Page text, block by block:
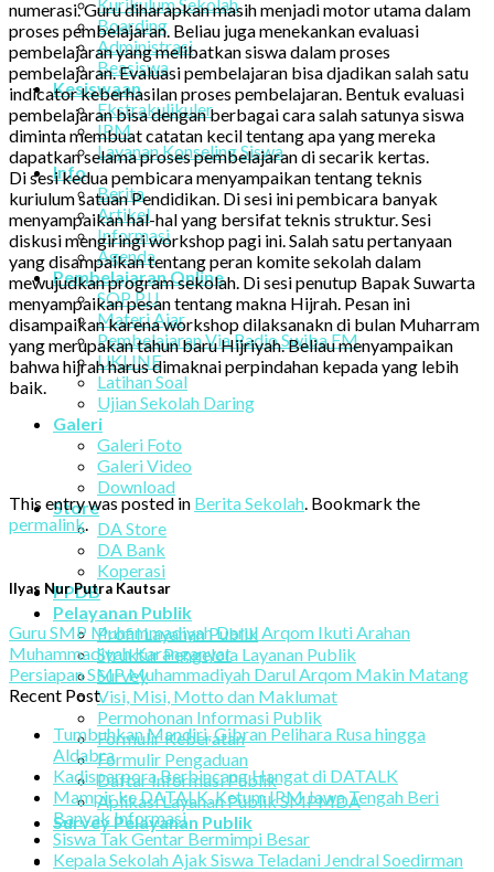
Boarding
Administrasi
Beasiswa
Kesiswaan
Ekstrakulikuler
IPM
Layanan Konseling Siswa
Info
Berita
Artikel
Informasi
Agenda
Pembelajaran Online
SOP PJJ
Materi Ajar
Pembelajaran Via Radio Swiba FM
UKLINE
Latihan Soal
Ujian Sekolah Daring
Galeri
Galeri Foto
Galeri Video
Download
Store
DA Store
DA Bank
Koperasi
PPDB
Pelayanan Publik
Profil Layanan Publik
Struktur Pengelola Layanan Publik
Survey
Visi, Misi, Motto dan Maklumat
Permohonan Informasi Publik
Formulir Keberatan
Formulir Pengaduan
Daftar Informasi Publik
Aplikasi Layanan Publik SMPMDA
Survey Pelayanan Publik
numerasi. Guru diharapkan masih menjadi motor utama dalam
proses pembelajaran. Beliau juga menekankan evaluasi
pembelajaran yang melibatkan siswa dalam proses
pembelajaran. Evaluasi pembelajaran bisa djadikan salah satu
indicator keberhasilan proses pembelajaran. Bentuk evaluasi
pembelajaran bisa dengan berbagai cara salah satunya siswa
diminta membuat catatan kecil tentang apa yang mereka
dapatkan selama proses pembelajaran di secarik kertas.
Di sesi kedua pembicara menyampaikan tentang teknis
kuriulum satuan Pendidikan. Di sesi ini pembicara banyak
menyampaikan hal-hal yang bersifat teknis struktur. Sesi
diskusi mengiringi workshop pagi ini. Salah satu pertanyaan
yang disampaikan tentang peran komite sekolah dalam
mewujudkan program sekolah. Di sesi penutup Bapak Suwarta
menyampaikan pesan tentang makna Hijrah. Pesan ini
disampaikan karena workshop dilaksanakn di bulan Muharram
yang merupakan tahun baru Hijriyah. Beliau menyampaikan
bahwa hijrah harus dimaknai perpindahan kepada yang lebih
baik.
This entry was posted in Berita Sekolah. Bookmark the
permalink.
Ilyas Nur Putra Kautsar
Guru SMP Muhammadiyah Darul Arqom Ikuti Arahan
Muhammadiyah Karanganyar
Persiapan SMP Muhammadiyah Darul Arqom Makin Matang
Recent Post
Tumbuhkan Mandiri, Gibran Pelihara Rusa hingga
Aldabra
Kadisparpora Berbincang Hangat di DATALK
Mampir ke DATALK, Ketum IPM Jawa Tengah Beri
Banyak Informasi
Siswa Tak Gentar Bermimpi Besar
Kepala Sekolah Ajak Siswa Teladani Jendral Soedirman